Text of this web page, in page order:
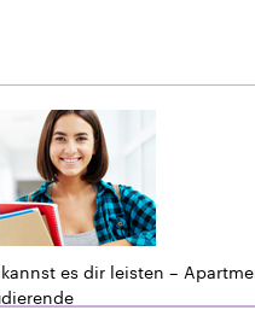
es dir leisten –